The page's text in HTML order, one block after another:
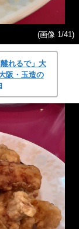
(画像 1/41)
れるで」大
阪・玉造の